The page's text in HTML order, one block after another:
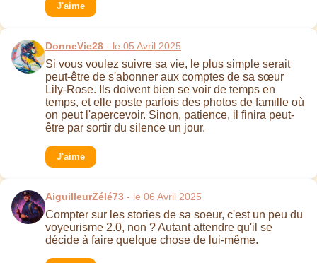
J'aime
DonneVie28 - le 05 Avril 2025
Si vous voulez suivre sa vie, le plus simple serait
peut-être de s'abonner aux comptes de sa sœur
Lily-Rose. Ils doivent bien se voir de temps en
temps, et elle poste parfois des photos de famille où
on peut l'apercevoir. Sinon, patience, il finira peut-
être par sortir du silence un jour.
J'aime
AiguilleurZélé73 - le 06 Avril 2025
Compter sur les stories de sa soeur, c'est un peu du
voyeurisme 2.0, non ? Autant attendre qu'il se
décide à faire quelque chose de lui-même.